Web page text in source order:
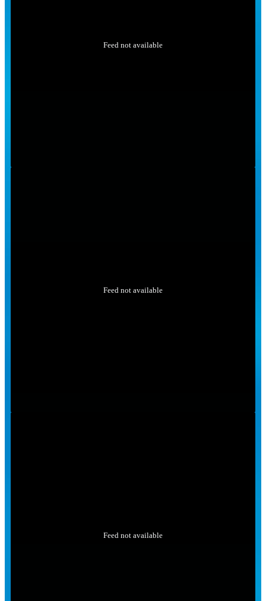
Feed not available
Feed not available
Feed not available